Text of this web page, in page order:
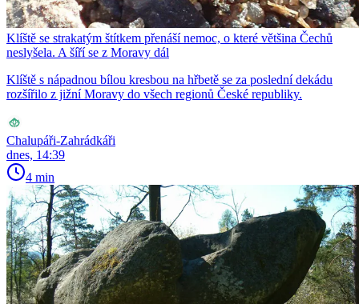
Klíště se strakatým štítkem přenáší nemoc, o které většina Čechů
neslyšela. A šíří se z Moravy dál
Klíště s nápadnou bílou kresbou na hřbetě se za poslední dekádu
rozšířilo z jižní Moravy do všech regionů České republiky.
Chalupáři-Zahrádkáři
dnes, 14:39
4 min